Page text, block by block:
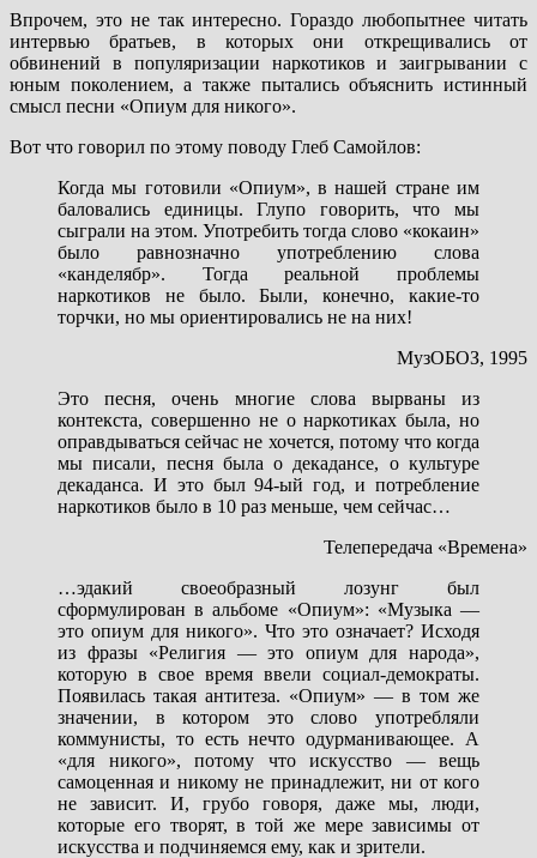
Впрочем, это не так интересно. Гораздо любопытнее читать
интервью братьев, в которых они открещивались от
обвинений в популяризации наркотиков и заигрывании с
юным поколением, а также пытались объяснить истинный
смысл песни «Опиум для никого».
Вот что говорил по этому поводу Глеб Самойлов:
Когда мы готовили «Опиум», в нашей стране им
баловались единицы. Глупо говорить, что мы
сыграли на этом. Употребить тогда слово «кокаин»
было равнозначно употреблению слова
«канделябр». Тогда реальной проблемы
наркотиков не было. Были, конечно, какие-то
торчки, но мы ориентировались не на них!
МузОБОЗ, 1995
Это песня, очень многие слова вырваны из
контекста, совершенно не о наркотиках была, но
оправдываться сейчас не хочется, потому что когда
мы писали, песня была о декадансе, о культуре
декаданса. И это был 94-ый год, и потребление
наркотиков было в 10 раз меньше, чем сейчас…
Телепередача «Времена»
…эдакий своеобразный лозунг был
сформулирован в альбоме «Опиум»: «Музыка —
это опиум для никого». Что это означает? Исходя
из фразы «Религия — это опиум для народа»,
которую в свое время ввели социал-демократы.
Появилась такая антитеза. «Опиум» — в том же
значении, в котором это слово употребляли
коммунисты, то есть нечто одурманивающее. А
«для никого», потому что искусство — вещь
самоценная и никому не принадлежит, ни от кого
не зависит. И, грубо говоря, даже мы, люди,
которые его творят, в той же мере зависимы от
искусства и подчиняемся ему, как и зрители.